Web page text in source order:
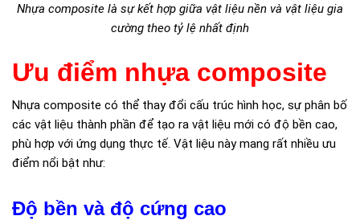
Nhựa composite là sự kết hợp giữa vật liệu nền và vật liệu gia
cường theo tỷ lệ nhất định
Ưu điểm nhựa composite
Nhựa composite có thể thay đổi cấu trúc hình học, sự phân bố
các vật liệu thành phần để tạo ra vật liệu mới có độ bền cao,
phù hợp với ứng dụng thực tế. Vật liệu này mang rất nhiều ưu
điểm nổi bật như:
Độ bền và độ cứng cao